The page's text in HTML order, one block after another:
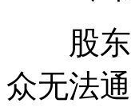
股东
众无法